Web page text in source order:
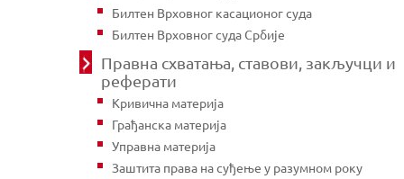
Билтен Врховног касационог суда
Билтен Врховног суда Србије
Правна схватања, ставови, закључци и
реферати
Кривична материја
Грађанска материја
Управна материја
Заштита права на суђење у разумном року